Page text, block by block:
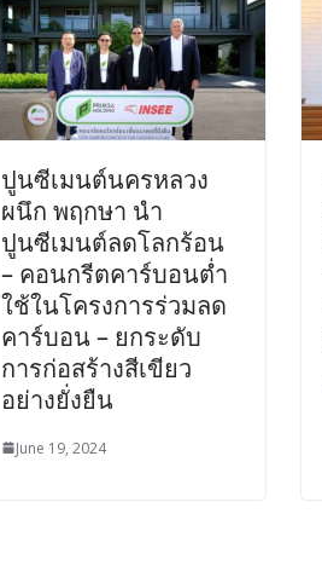
ปูนซีเมนต์นครหลวง
ผนึก พฤกษา นำ
ปูนซีเมนต์ลดโลกร้อน
– คอนกรีตคาร์บอนต่ำ
ใช้ในโครงการร่วมลด
คาร์บอน – ยกระดับ
การก่อสร้างสีเขียว
อย่างยั่งยืน
June 19, 2024